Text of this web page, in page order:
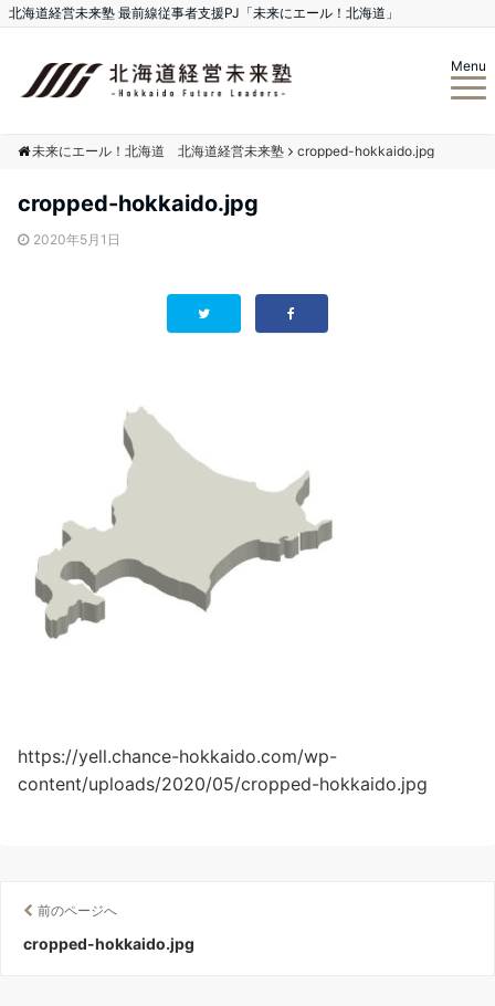
北海道経営未来塾 最前線従事者支援PJ「未来にエール！北海道」
Menu
未来にエール！北海道 北海道経営未来塾 cropped-hokkaido.jpg
cropped-hokkaido.jpg
2020年5月1日
https://yell.chance-hokkaido.com/wp-
content/uploads/2020/05/cropped-hokkaido.jpg
前のページへ
cropped-hokkaido.jpg